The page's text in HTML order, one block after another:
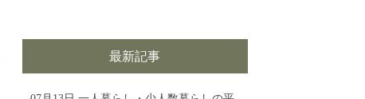
最新記事